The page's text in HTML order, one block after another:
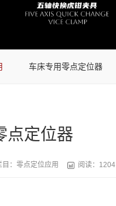
车床专用零点定位器
点定位器
： 零点定位应用 阅读：1204